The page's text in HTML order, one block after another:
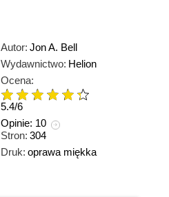
Autor: Jon A. Bell
Wydawnictwo: Helion
Ocena:
5.4/6
Opinie: 10
Stron: 304
Druk: oprawa miękka